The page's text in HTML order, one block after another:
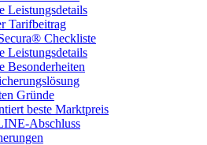
Leistungsdetails
Tarifbeitrag
Checkliste
Leistungsdetails
Besonderheiten
Gründe
beste Marktpreis
Abschluss